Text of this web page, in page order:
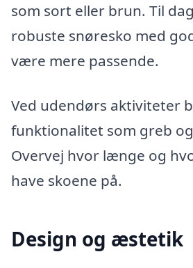
som sort eller brun. Til
robuste snøresko med
være mere passende.
Ved udendørs aktiviteter
funktionalitet som greb
Overvej hvor længe og
have skoene på.
Design og æstetik